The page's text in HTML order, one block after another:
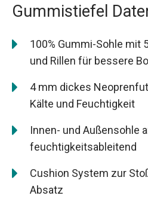
Gummistiefel
100% Gummi-Sohle mit
und Rillen für bessere
4 mm dickes
Kälte und Feuchtigkeit
Innen- und Außensohle
feuchtigkeitsableitend
Cushion System zur
Absatz